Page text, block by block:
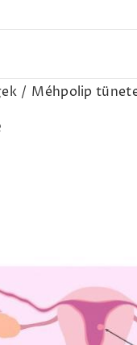
Méhpolip